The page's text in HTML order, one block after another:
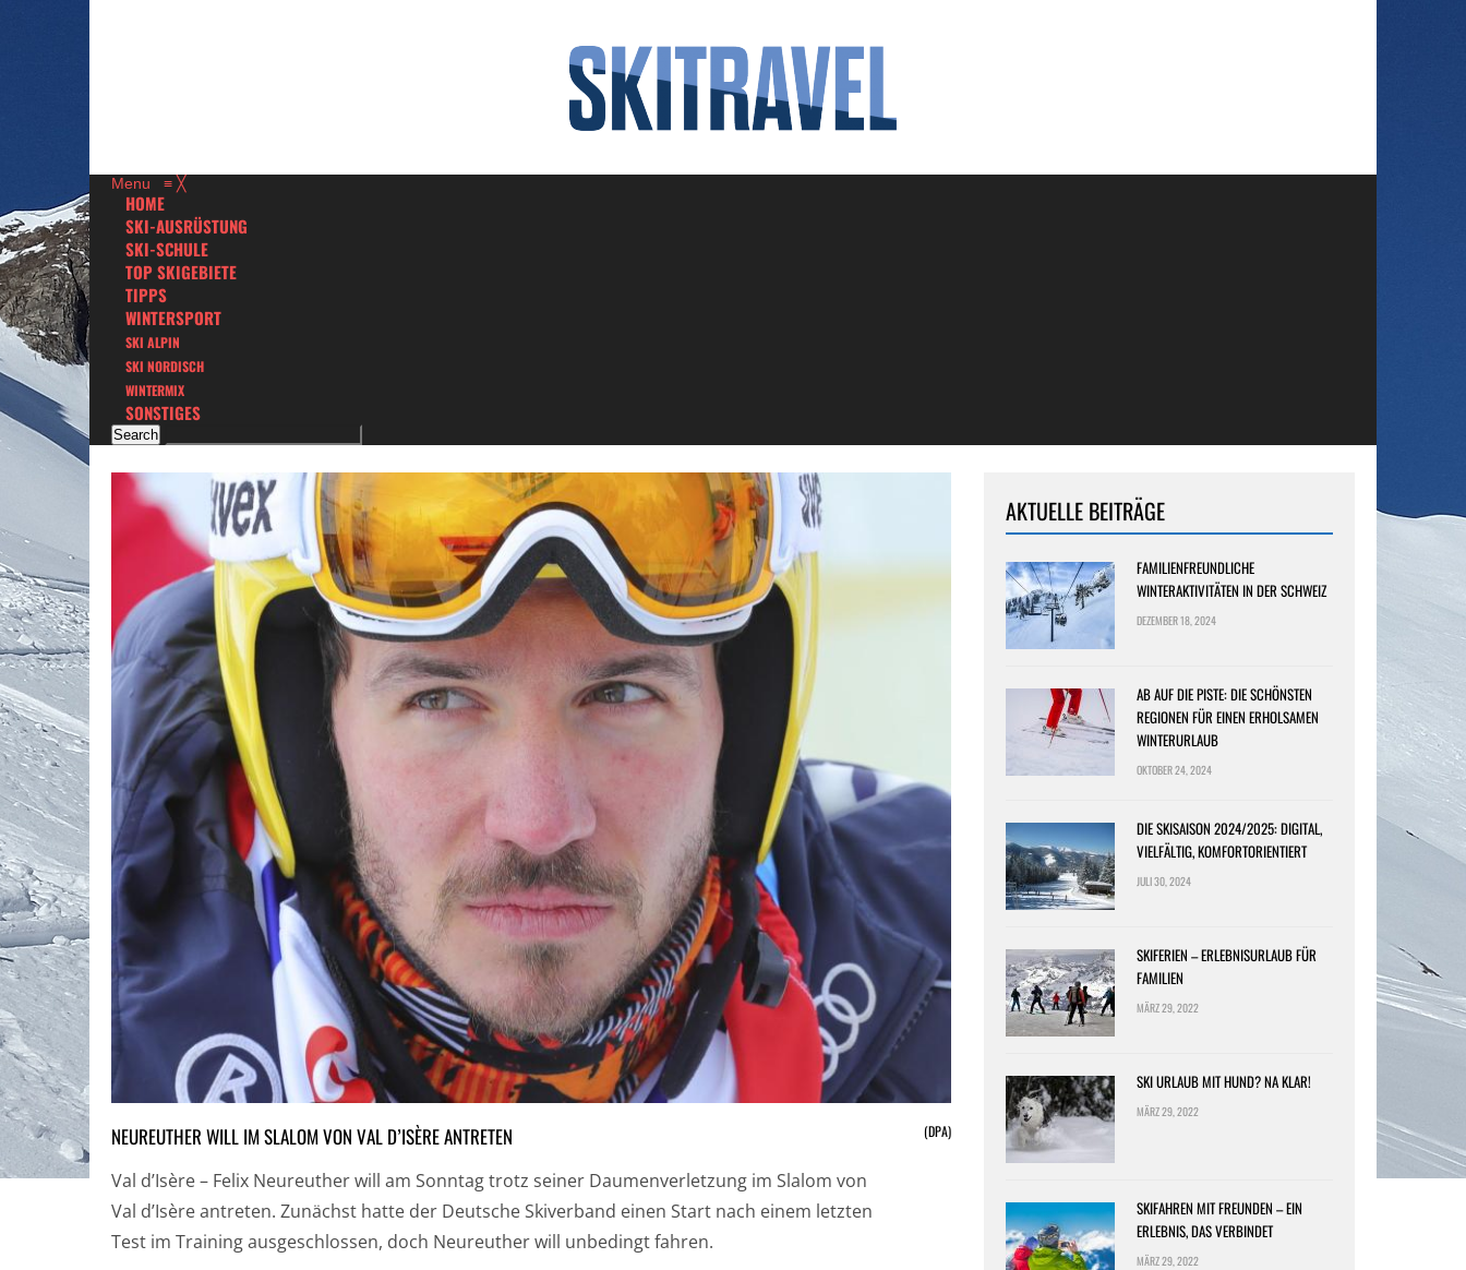
Menu ≡ ╳
HOME
SKI-AUSRÜSTUNG
SKI-SCHULE
TOP SKIGEBIETE
TIPPS
WINTERSPORT
SKI ALPIN
SKI NORDISCH
WINTERMIX
SONSTIGES
NEUREUTHER WILL IM SLALOM VON VAL D’ISÈRE ANTRETEN (DPA)
Val d’Isère – Felix Neureuther will am Sonntag trotz seiner Daumenverletzung im Slalom von
Val d’Isère antreten. Zunächst hatte der Deutsche Skiverband einen Start nach einem letzten
Test im Training ausgeschlossen, doch Neureuther will unbedingt fahren.
AKTUELLE BEITRÄGE
FAMILIENFREUNDLICHE
WINTERAKTIVITÄTEN IN DER SCHWEIZ
DEZEMBER 18, 2024
AB AUF DIE PISTE: DIE SCHÖNSTEN
REGIONEN FÜR EINEN ERHOLSAMEN
WINTERURLAUB
OKTOBER 24, 2024
DIE SKISAISON 2024/2025: DIGITAL,
VIELFÄLTIG, KOMFORTORIENTIERT
JULI 30, 2024
SKIFERIEN – ERLEBNISURLAUB FÜR
FAMILIEN
MÄRZ 29, 2022
SKI URLAUB MIT HUND? NA KLAR!
MÄRZ 29, 2022
SKIFAHREN MIT FREUNDEN – EIN
ERLEBNIS, DAS VERBINDET
MÄRZ 29, 2022